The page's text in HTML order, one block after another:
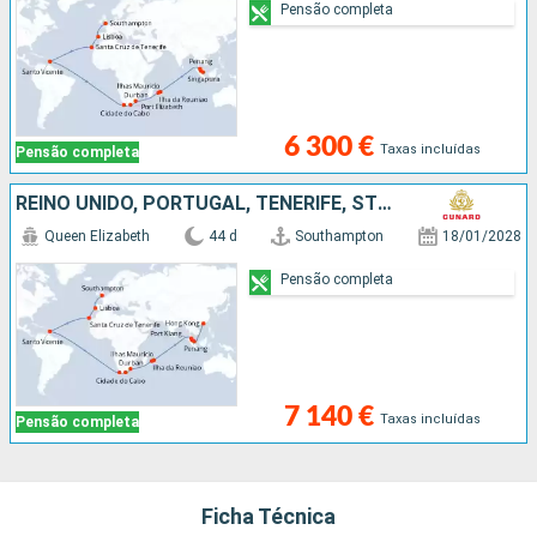
Pensão completa 6 300 € Taxas incluídas
Pensão completa
REINO UNIDO, PORTUGAL, TENERIFE, ST VINCENT E GRENADINES, AFRICA DO SUL, MAURICE, MALÁSIA, SINGAPURA, CHINA
Pensão completa
Queen Elizabeth 44 d Southampton 18/01/2028
7 140 € Taxas incluídas
Pensão completa
Ficha Técnica